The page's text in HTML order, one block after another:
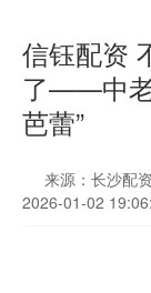
信钰配资
了——中老
芭蕾”
来源：长沙配
2026-01-02